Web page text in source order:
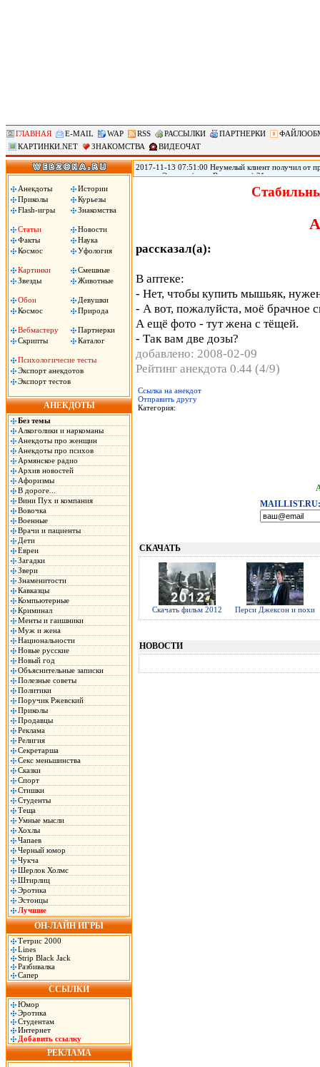
ГЛАВНАЯ E-MAIL WAP RSS РАССЫЛКИ ПАРТНЕРКИ
КАРТИНКИ.NET
ЗНАКОМСТВА ВИДЕОЧАТ
Анекдоты
Истории
Приколы
Курьезы
Flash-игры
Знакомства
Статьи
Новости
Факты
Наука
Космос
Уфология
Картинки
Смешные
Звезды
Животные
Обои
Девушки
Космос
Природа
Вебмастеру
Партнерки
Скрипты
Каталог
Психологичесие тесты
Экспорт анекдотов
Экспорт тестов
АНЕКДОТЫ
Без темы
Алкоголики и наркоманы
Анекдоты про женщин
Анекдоты про психов
Армянское радио
Архив новостей
Афоризмы
В дороге...
Вини Пух и компания
Вовочка
Военные
Врачи и пациенты
Дети
Евреи
Загадки
Звери
Знаменитости
Кавказцы
Компьютерные
Криминал
Менты и гаишники
Муж и жена
Национальности
Новые русские
Новый год
Объяснительные записки
Полезные советы
Политики
Поручик Ржевский
Приколы
Продавцы
Реклама
Религия
Секретарша
Секс меньшинства
Сказки
Спорт
Стишки
Студенты
Теща
Умные мысли
Хохлы
Чапаев
Черный юмор
Чукча
Шерлок Холмс
Штирлиц
Эротика
Эстонцы
Лучшие
ОН-ЛАЙН ИГРЫ
Тетрис 2000
Lines
Strip Black Jack
Разбивалка
Сапер
ССЫЛКИ
Юмор
Эротика
Студентам
Интернет
Добавить ссылку
РЕКЛАМА
2017-11-13 07:51:00 Неумелый клиент получил от
городе Эверетт (штат Вашингтон) 21-летняя
Пули застряли у него в голове, он не может
рассказал(а):
В аптеке:
- Нет, чтобы купить мышьяк,
- А вот, пожалуйста, моё брачное
А ещё фото - тут жена с тёщей.
- Так вам две дозы?
добавлено: 2008-02-09
Рейтинг анекдота 0.44 (4/9)
Ссылка на анекдот
Отправить другу
Категория:
MAILLIST.RU:
СКАЧАТЬ
Скачать фильм 2012 Перси Джексон и похи
НОВОСТИ